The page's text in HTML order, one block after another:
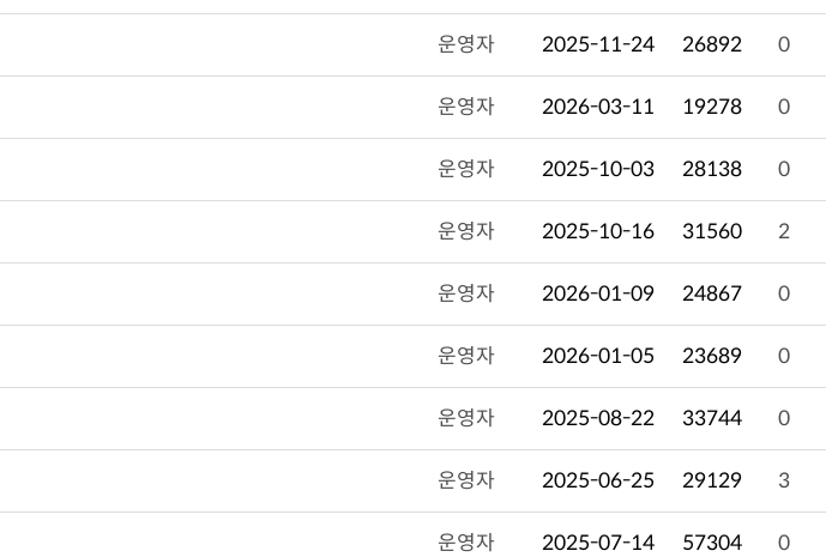
운영자 2025-11-24 26892 0
운영자 2026-03-11 19278 0
운영자 2025-10-03 28138 0
운영자 2025-10-16 31560 2
운영자 2026-01-09 24867 0
운영자 2026-01-05 23689 0
운영자 2025-08-22 33744 0
운영자 2025-06-25 29129 3
운영자 2025-07-14 57304 0